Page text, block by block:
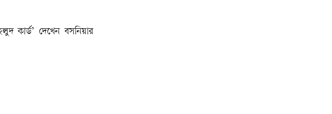
কার্ড’ দেখেন বসনিয়ার